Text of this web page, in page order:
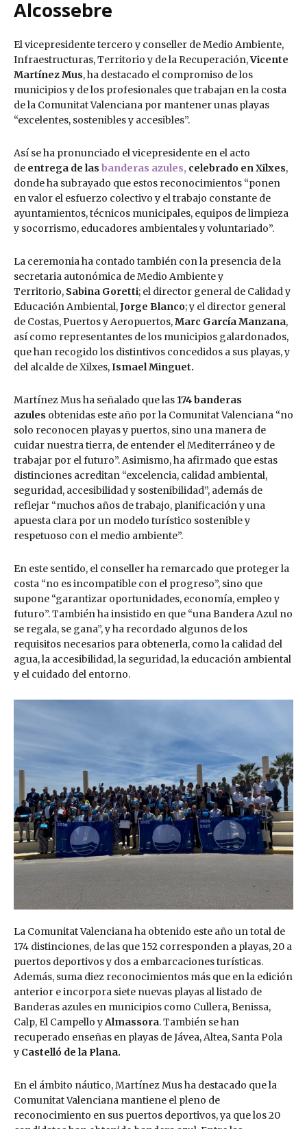
Alcossebre
El vicepresidente tercero y conseller de Medio Ambiente,
Infraestructuras, Territorio y de la Recuperación,Vicente
Martínez Mus, ha destacado el compromiso de los
municipios y de los profesionales que trabajan en la costa
de la Comunitat Valenciana por mantener unas playas
“excelentes, sostenibles y accesibles”.
Así se ha pronunciado el vicepresidente en el acto
de entrega de las banderas azules, celebrado en Xilxes,
donde ha subrayado que estos reconocimientos “ponen
en valor el esfuerzo colectivo y el trabajo constante de
ayuntamientos, técnicos municipales, equipos de limpieza
y socorrismo, educadores ambientales y voluntariado”.
La ceremonia ha contado también con la presencia de la
secretaria autonómica de Medio Ambiente y
Territorio, Sabina Goretti; el director general de Calidad y
Educación Ambiental,Jorge Blanco; y el director general
de Costas, Puertos y Aeropuertos,Marc García Manzana,
así como representantes de los municipios galardonados,
que han recogido los distintivos concedidos a sus playas, y
del alcalde de Xilxes,Ismael Minguet.
Martínez Mus ha señalado que las 174 banderas
azules obtenidas este año por la Comunitat Valenciana “no
solo reconocen playas y puertos, sino una manera de
cuidar nuestra tierra, de entender el Mediterráneo y de
trabajar por el futuro”. Asimismo, ha afirmado que estas
distinciones acreditan “excelencia, calidad ambiental,
seguridad, accesibilidad y sostenibilidad”, además de
reflejar “muchos años de trabajo, planificación y una
apuesta clara por un modelo turístico sostenible y
respetuoso con el medio ambiente”.
En este sentido, el conseller ha remarcado que proteger la
costa “no es incompatible con el progreso”, sino que
supone “garantizar oportunidades, economía, empleo y
futuro”. También ha insistido en que “una Bandera Azul no
se regala, se gana”, y ha recordado algunos de los
requisitos necesarios para obtenerla, como la calidad del
agua, la accesibilidad, la seguridad, la educación ambiental
y el cuidado del entorno.
La Comunitat Valenciana ha obtenido este año un total de
174 distinciones, de las que 152 corresponden a playas, 20 a
puertos deportivos y dos a embarcaciones turísticas.
Además, suma diez reconocimientos más que en la edición
anterior e incorpora siete nuevas playas al listado de
Banderas azules en municipios como Cullera, Benissa,
Calp, El Campello yAlmassora. También se han
recuperado enseñas en playas de Jávea, Altea, Santa Pola
y Castelló de la Plana.
En el ámbito náutico, Martínez Mus ha destacado que la
Comunitat Valenciana mantiene el pleno de
reconocimiento en sus puertos deportivos, ya que los 20